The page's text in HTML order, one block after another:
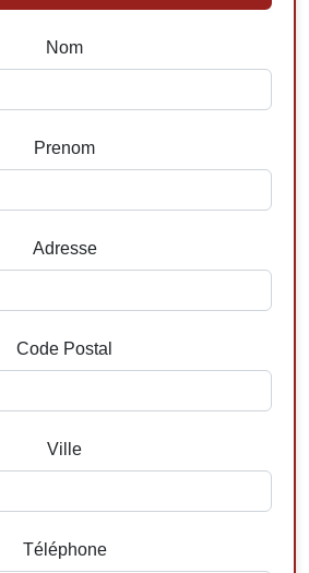
Nom
Prenom
Adresse
Code Postal
Ville
Téléphone